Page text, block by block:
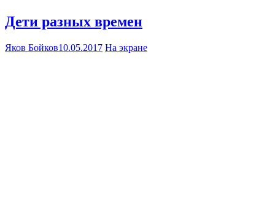
Дети разных времен
Яков Бойков10.05.2017 На экране